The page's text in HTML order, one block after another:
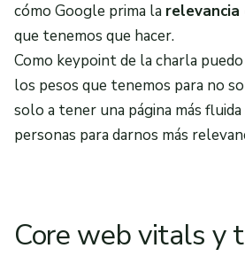
cómo Google prima la
que tenemos que hacer.
Como keypoint de la charla
los pesos que tenemos para no
solo a tener una página más
personas para darnos más
Core web vitals y